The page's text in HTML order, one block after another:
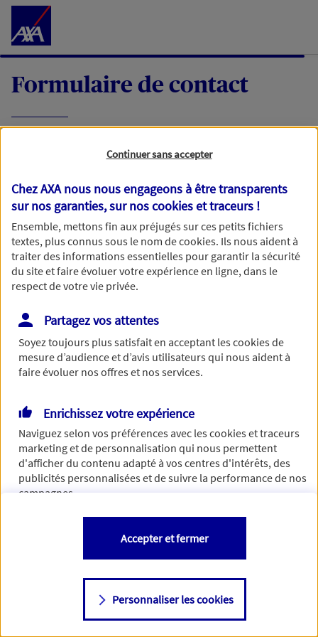
Accéder au Contenu
Formulaire de contact
demande, nous vous répondrons dans les
meilleurs délais par mail ou par téléphone.
Votre message :
Vous disposez de droits sur les informations vous concernant. Pour
plus d’informations,cliquez ici.
Continuer sans accepter
Chez AXA nous nous engageons à être transparents
sur nos garanties, sur noscookies et traceurs !
Ensemble, mettons fin aux préjugés sur ces petits fichiers
textes, plus connus sous le nom decookies. Ils nous aident à
traiter des informations essentielles pour garantir la sécurité
du site et faire évoluer votre expérience en ligne, dans le
respect de votre vie privée.
Partagez vos attentes
Soyez toujours plus satisfait en acceptant lescookiesde
mesure d’audience et d’avis utilisateurs qui nous aident à
faire évoluer nos offres et nos services.
Enrichissez votre expérience
Naviguez selon vos préférences avec lescookies et traceurs
marketing et de personnalisation qui nous permettent
d'afficher du contenu adapté à vos centres d'intérêts, des
publicités personnalisées et de suivre la performance de nos
campagnes.
Vous êtes libre de les accepter, de les refuser comme de
changer d'avis à tout moment en allant sur
Consulter notre politique decookies
Personnaliser les cookies
Accepter et fermer